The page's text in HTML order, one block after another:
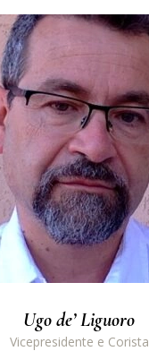
Ugo de’ Liguoro
Vicepresidente e Corista